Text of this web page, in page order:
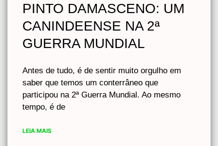
PINTO DAMASCENO: UM
CANINDEENSE NA 2ª
GUERRA MUNDIAL
Antes de tudo, é de sentir muito orgulho em
saber que temos um conterrâneo que
participou na 2ª Guerra Mundial. Ao mesmo
tempo, é de
LEIA MAIS